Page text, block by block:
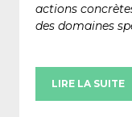
actions
des domaines
LIRE LA SUITE